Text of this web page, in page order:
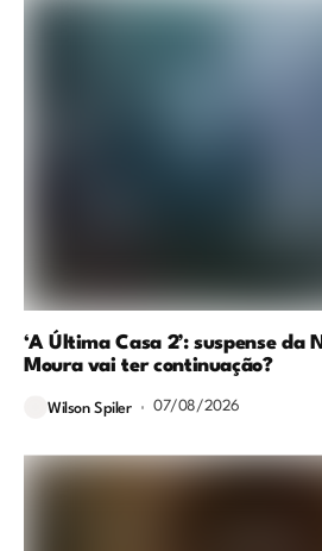
‘A Última Casa 2’: suspense da
Moura vai ter continuação?
Wilson Spiler 07/08/2026